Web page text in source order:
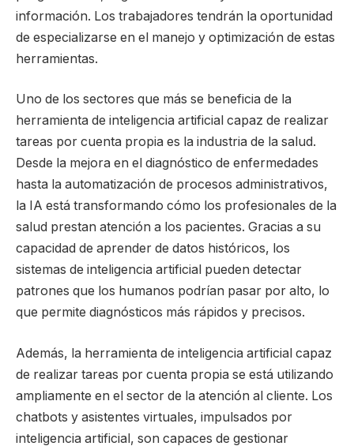
información. Los trabajadores tendrán la oportunidad
de especializarse en el manejo y optimización de estas
herramientas.
Uno de los sectores que más se beneficia de la
herramienta de inteligencia artificial capaz de realizar
tareas por cuenta propia es la industria de la salud.
Desde la mejora en el diagnóstico de enfermedades
hasta la automatización de procesos administrativos,
la IA está transformando cómo los profesionales de la
salud prestan atención a los pacientes. Gracias a su
capacidad de aprender de datos históricos, los
sistemas de inteligencia artificial pueden detectar
patrones que los humanos podrían pasar por alto, lo
que permite diagnósticos más rápidos y precisos.
Además, la herramienta de inteligencia artificial capaz
de realizar tareas por cuenta propia se está utilizando
ampliamente en el sector de la atención al cliente. Los
chatbots y asistentes virtuales, impulsados por
inteligencia artificial, son capaces de gestionar